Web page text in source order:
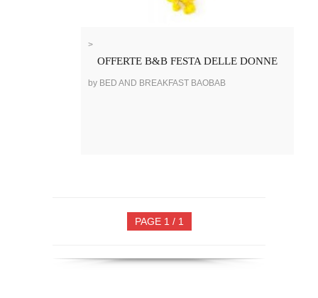
>
OFFERTE B&B FESTA DELLE DONNE
by BED AND BREAKFAST BAOBAB
PAGE 1 / 1